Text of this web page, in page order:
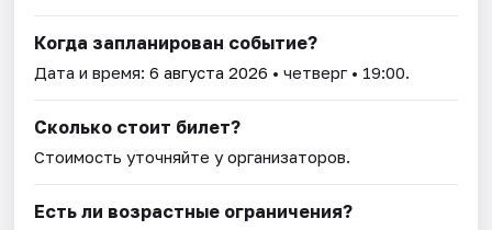
Когда запланирован событие?
Дата и время:6 августа 2026 • четверг • 19:00.
Сколько стоит билет?
Стоимость уточняйте у организаторов.
Есть ли возрастные ограничения?